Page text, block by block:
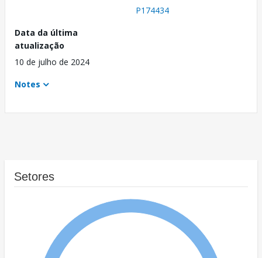
P174434
Data da última
atualização
10 de julho de 2024
Notes
Setores